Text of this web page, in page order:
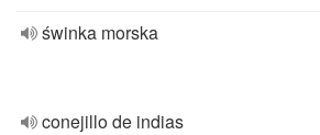
świnka morska
conejillo de indias